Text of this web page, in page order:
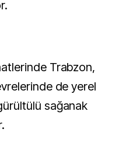
Trabzon,
de yerel
sağanak